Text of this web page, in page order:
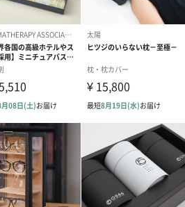
白剤等が含まれた食洗機用洗剤はご使
。
70℃以下
プション情報
けします。